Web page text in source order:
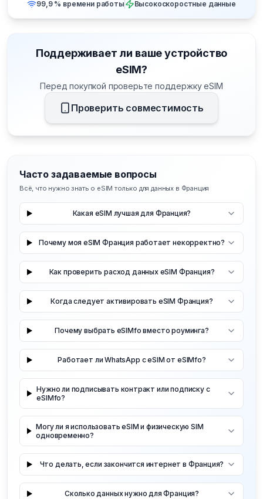
99,9 % времени работы Высокоскоростные данные
Поддерживает ли ваше устройство
eSIM?
Перед покупкой проверьте поддержку eSIM
Проверить совместимость
Часто задаваемые вопросы
Всё, что нужно знать о eSIM только для данных в Франция
Какая eSIM лучшая для Франция?
Почему моя eSIM Франция работает некорректно?
Как проверить расход данных eSIM Франция?
Когда следует активировать eSIM Франция?
Почему выбрать eSIMfo вместо роуминга?
Работает ли WhatsApp с eSIM от eSIMfo?
Нужно ли подписывать контракт или подписку с
eSIMfo?
Могу ли я использовать eSIM и физическую SIM
одновременно?
Что делать, если закончится интернет в Франция?
Сколько данных нужно для Франция?